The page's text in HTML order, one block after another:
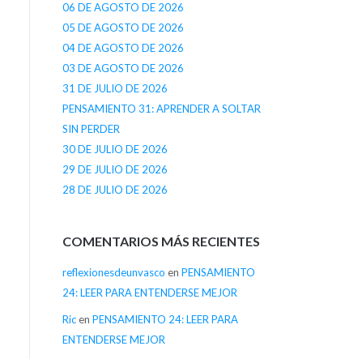
06 DE AGOSTO DE 2026
05 DE AGOSTO DE 2026
04 DE AGOSTO DE 2026
03 DE AGOSTO DE 2026
31 DE JULIO DE 2026
PENSAMIENTO 31: APRENDER A SOLTAR
SIN PERDER
30 DE JULIO DE 2026
29 DE JULIO DE 2026
28 DE JULIO DE 2026
COMENTARIOS MÁS RECIENTES
reflexionesdeunvasco en PENSAMIENTO
24: LEER PARA ENTENDERSE MEJOR
Ricen PENSAMIENTO 24: LEER PARA
ENTENDERSE MEJOR